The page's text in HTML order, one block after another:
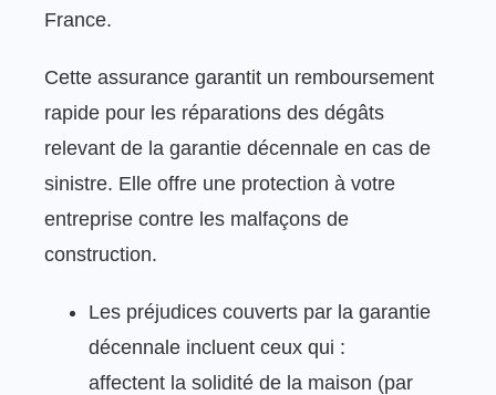
France.
Cette assurance garantit un remboursement
rapide pour les réparations des dégâts
relevant de la garantie décennale en cas de
sinistre. Elle offre une protection à votre
entreprise contre les malfaçons de
construction.
Les préjudices couverts par la garantie
décennale incluent ceux qui :
affectent la solidité de la maison (par